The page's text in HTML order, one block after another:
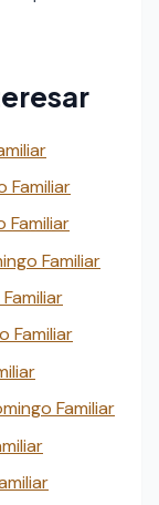
Familiar
Familiar
Familiar
Familiar
Familiar